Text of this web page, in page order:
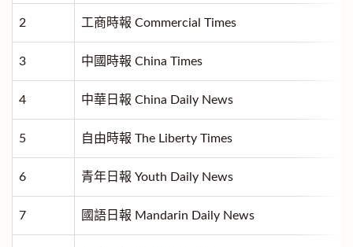
2 工商時報 Commercial Times
3 中國時報 China Times
4 中華日報 China Daily News
5 自由時報 The Liberty Times
6 青年日報 Youth Daily News
7 國語日報 Mandarin Daily News